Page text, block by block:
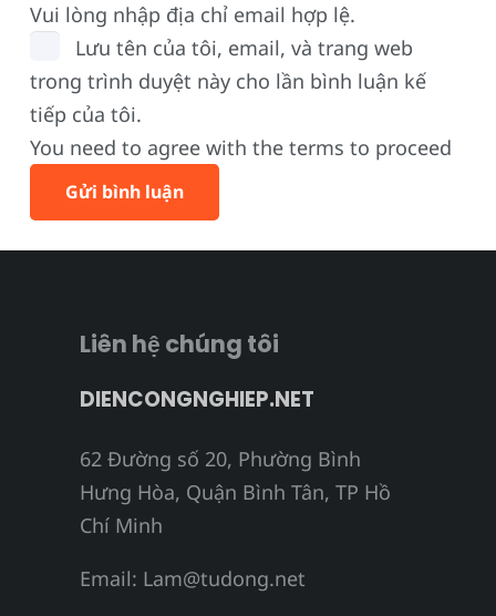
Vui lòng nhập địa chỉ email hợp lệ.
Lưu tên của tôi, email, và trang web
trong trình duyệt này cho lần bình luận kế
tiếp của tôi.
You need to agree with the terms to proceed
Gửi bình luận
Liên hệ chúng tôi
DIENCONGNGHIEP.NET
62 Đường số 20, Phường Bình
Hưng Hòa, Quận Bình Tân, TP Hồ
Chí Minh
Email: Lam@tudong.net